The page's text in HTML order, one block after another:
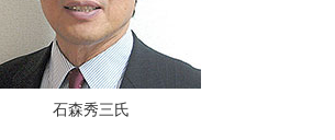
石森秀三氏